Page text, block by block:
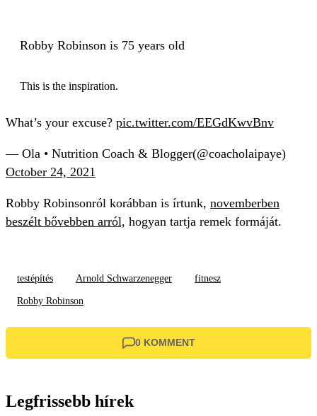
Robby Robinson is 75 years old
This is the inspiration.
What’s your excuse? pic.twitter.com/EEGdKwvBnv
— Ola • Nutrition Coach & Blogger(@coacholaipaye)
October 24, 2021
Robby Robinsonról korábban is írtunk, novemberben
beszélt bővebben arról, hogyan tartja remek formáját.
testépítés Arnold Schwarzenegger fitnesz
Robby Robinson
0 KOMMENT
Legfrissebb hírek